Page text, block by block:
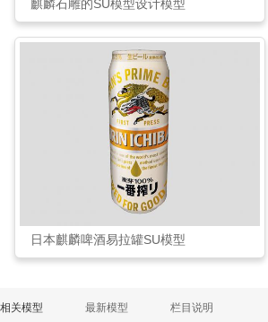
麒麟石雕的SU模型设计模型
日本麒麟啤酒易拉罐SU模型
相关模型 最新模型 栏目说明